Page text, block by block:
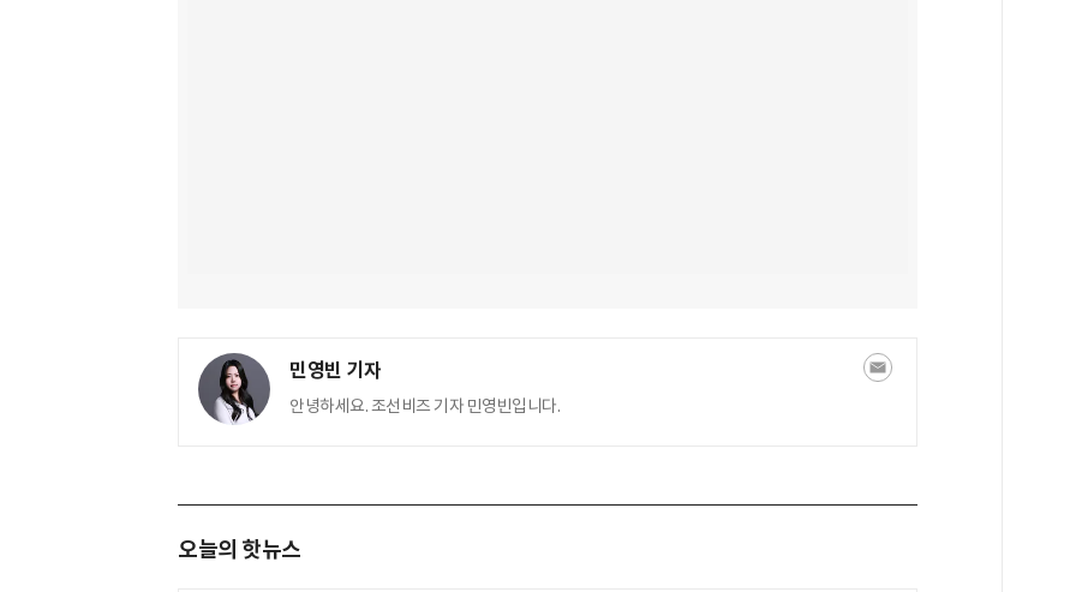
민영빈 기자
안녕하세요. 조선비즈 기자 민영빈입니다.
오늘의 핫뉴스